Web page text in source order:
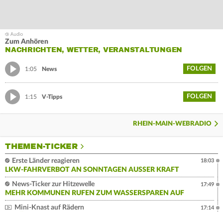
Zum Anhören
NACHRICHTEN, WETTER, VERANSTALTUNGEN
1:05 News FOLGEN
1:15 V-Tipps FOLGEN
RHEIN-MAIN-WEBRADIO
THEMEN-TICKER
Erste Länder reagieren
LKW-FAHRVERBOT AN SONNTAGEN AUSSER KRAFT
18:03
News-Ticker zur Hitzewelle
MEHR KOMMUNEN RUFEN ZUM WASSERSPAREN AUF
17:49
Mini-Knast auf Rädern
17:14